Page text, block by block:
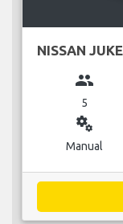
NISSAN JUKE
group
5
miscellaneous_services
Manual